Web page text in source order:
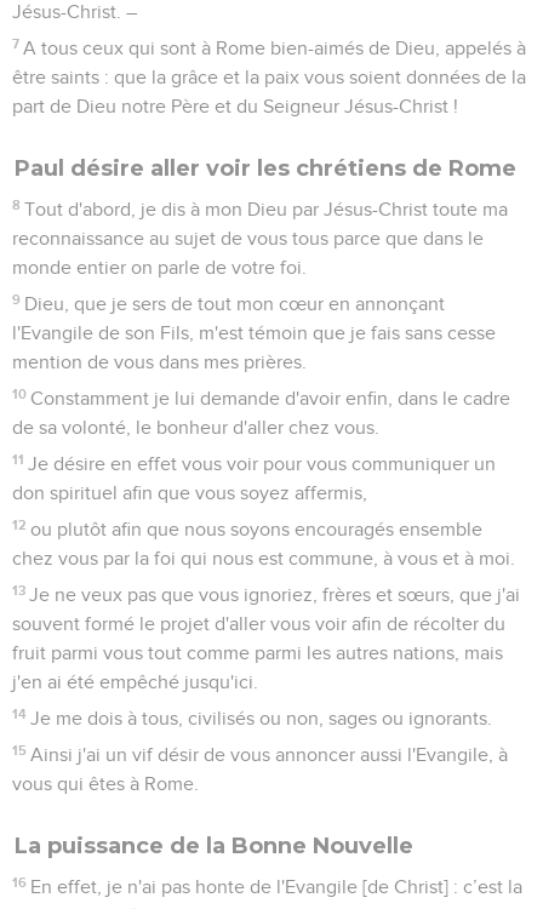
Jésus-Christ. –
7 A tous ceux qui sont à Rome bien-aimés de Dieu, appelés à
être saints : que la grâce et la paix vous soient données de la
part de Dieu notre Père et du Seigneur Jésus-Christ !
Paul désire aller voir les chrétiens de Rome
8 Tout d'abord, je dis à mon Dieu par Jésus-Christ toute ma
reconnaissance au sujet de vous tous parce que dans le
monde entier on parle de votre foi.
9 Dieu, que je sers de tout mon cœur en annonçant
l'Evangile de son Fils, m'est témoin que je fais sans cesse
mention de vous dans mes prières.
10 Constamment je lui demande d'avoir enfin, dans le cadre
de sa volonté, le bonheur d'aller chez vous.
11 Je désire en effet vous voir pour vous communiquer un
don spirituel afin que vous soyez affermis,
12 ou plutôt afin que nous soyons encouragés ensemble
chez vous par la foi qui nous est commune, à vous et à moi.
13 Je ne veux pas que vous ignoriez, frères et sœurs, que j'ai
souvent formé le projet d'aller vous voir afin de récolter du
fruit parmi vous tout comme parmi les autres nations, mais
j'en ai été empêché jusqu'ici.
14 Je me dois à tous, civilisés ou non, sages ou ignorants.
15 Ainsi j'ai un vif désir de vous annoncer aussi l'Evangile, à
vous qui êtes à Rome.
La puissance de la Bonne Nouvelle
16 En effet, je n'ai pas honte de l'Evangile [de Christ] : c’est la